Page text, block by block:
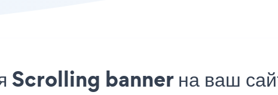
Scrolling banner на ваш